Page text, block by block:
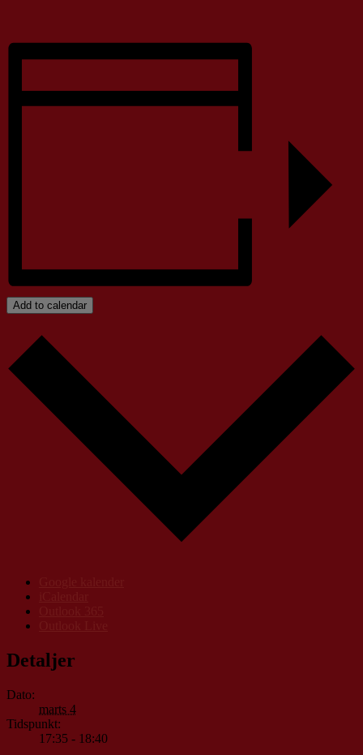
Add to calendar
Detaljer
Dato:
marts 4
Tidspunkt:
17:35 - 18:40